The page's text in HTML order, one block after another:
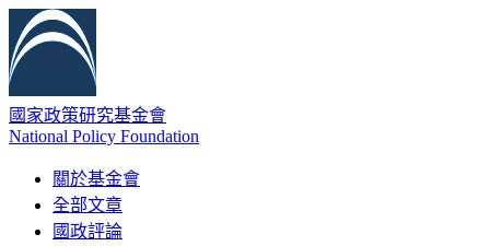
國家政策研究基金會
National Policy Foundation
關於基金會
全部文章
國政評論